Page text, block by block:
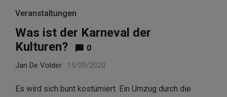
Veranstaltungen
Was ist der Karneval der
Kulturen?
0
Jan De Volder 15/09/2020
Es wird sich bunt kostümiert. Ein Umzug durch die